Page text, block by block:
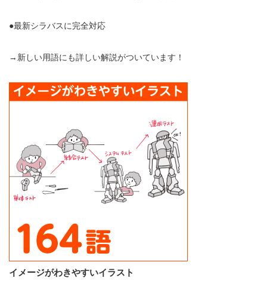
●最新シラバスに完全対応
→新しい用語にも詳しい解説がついています！
イメージがわきやすいイラスト